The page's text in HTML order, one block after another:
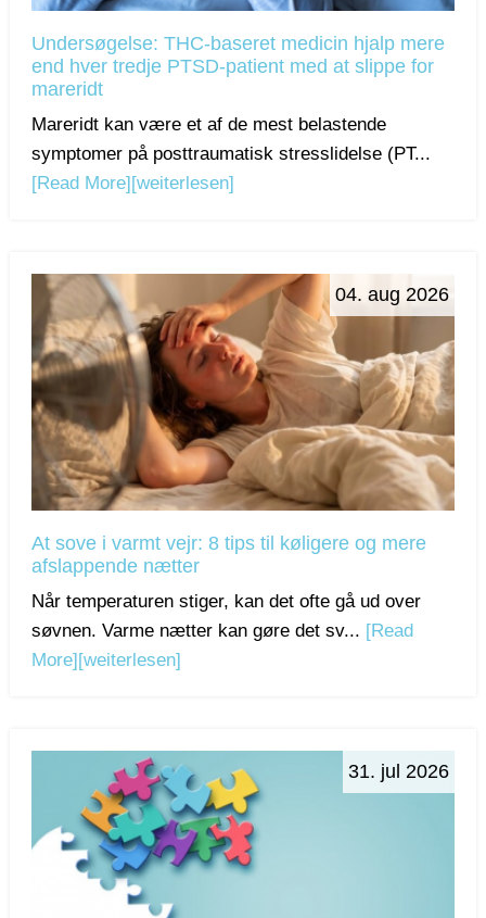
Undersøgelse: THC-baseret medicin hjalp mere
end hver tredje PTSD-patient med at slippe for
mareridt
Mareridt kan være et af de mest belastende
symptomer på posttraumatisk stresslidelse (PT...
[Read More] [weiterlesen]
04. aug 2026
At sove i varmt vejr: 8 tips til køligere og mere
afslappende nætter
Når temperaturen stiger, kan det ofte gå ud over
søvnen. Varme nætter kan gøre det sv... [Read
More][weiterlesen]
31. jul 2026